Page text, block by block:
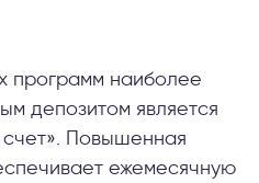
программ наиболее
депозитом является
Повышенная
ежемесячную